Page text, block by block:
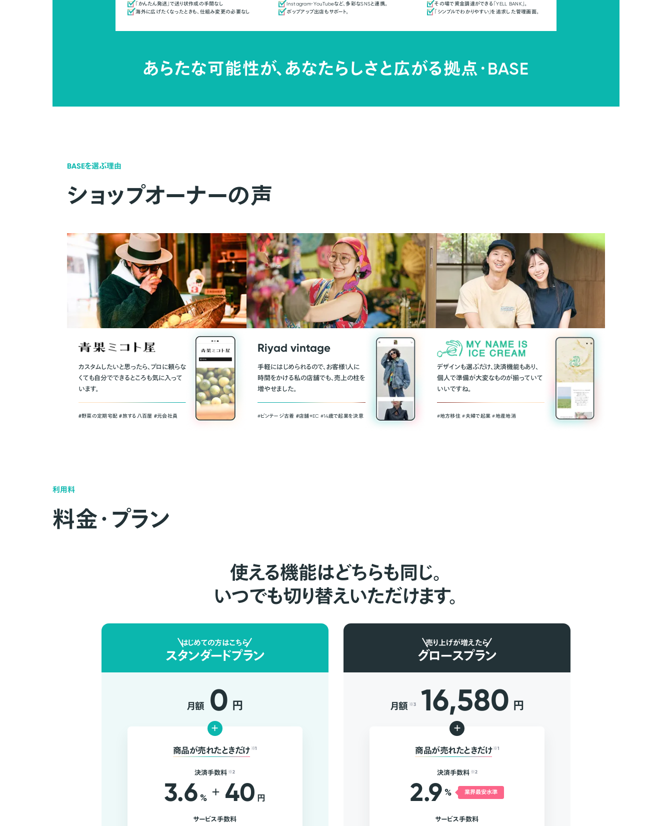
「かんたん発送」で送り状作成の手間なし
海外に広げたくなったときも、仕組み変更の必要なし
Instagram・YouTubeなど、多彩なSNSと連携。
ポップアップ出店もサポート。
その場で資金調達ができる「YELL BANK」。
「シンプルでわかりやすい」を追求した管理画面。
あらたな可能性が、あなたらしさと広がる拠点・BASE
BASEを選ぶ理由
ショップオーナーの声
カスタムしたいと思ったら、プロに頼らな
くても自分でできるところも気に入って
います。
＃野菜の定期宅配 ＃旅する八百屋 ＃元会社員
Riyad vintage
手軽にはじめられるので、お客様1人に
時間をかける私の店舗でも、売上の柱を
増やせました。
#ビンテージ古着 ＃店舗＋EC #14歳で起業を決意
デザインも選ぶだけ、決済機能もあり、
個人で準備が大変なものが揃っていて
いいですね。
#地方移住 #夫婦で起業 #地産地消
利用料
料金・プラン
使える機能はどちらも同じ。
いつでも切り替えいただけます。
はじめての方はこちら
スタンダードプラン
月額 0 円
+
商品が売れたときだけ ※1
決済手数料 ※2
3.6 % + 40 円
サービス手数料
売り上げが増えたら
グロースプラン
月額 ※3 16,580 円
+
商品が売れたときだけ ※1
決済手数料 ※2
2.9 % 業界最安水準
サービス手数料